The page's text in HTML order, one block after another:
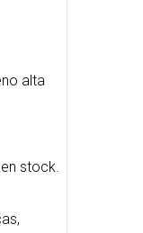
alta
stock.